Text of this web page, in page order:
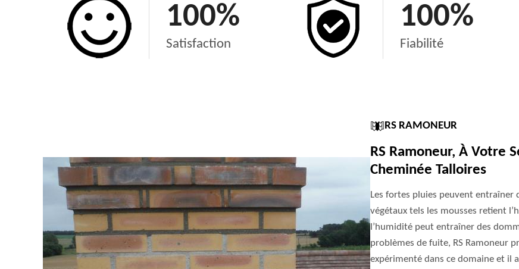
100%
Satisfaction
100%
Fiabilité
RS RAMONEUR
RS Ramoneur, À Votre
Cheminée Talloires
Les fortes pluies peuvent entraîner
végétaux tels les mousses retient
l’humidité peut entraîner des
problèmes de fuite, RS Ramoneur
expérimenté dans ce domaine et il